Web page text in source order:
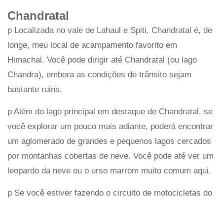
Chandratal
p Localizada no vale de Lahaul e Spiti, Chandratal é, de
longe, meu local de acampamento favorito em
Himachal. Você pode dirigir até Chandratal (ou lago
Chandra), embora as condições de trânsito sejam
bastante ruins.
p Além do lago principal em destaque de Chandratal, se
você explorar um pouco mais adiante, poderá encontrar
um aglomerado de grandes e pequenos lagos cercados
por montanhas cobertas de neve. Você pode até ver um
leopardo da neve ou o urso marrom muito comum aqui.
p Se você estiver fazendo o circuito de motocicletas do